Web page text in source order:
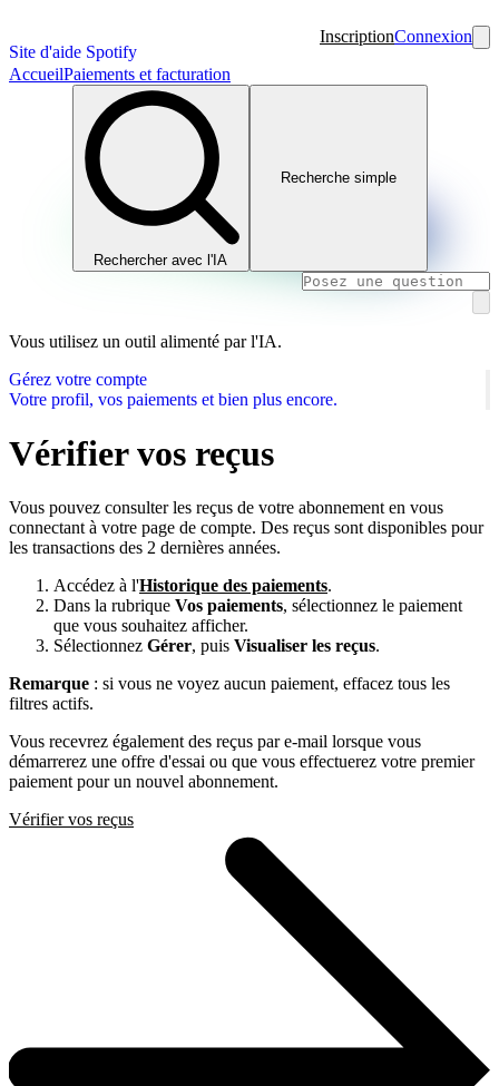
Site d'aide Spotify
InscriptionConnexion
AccueilPaiements et facturation
Rechercher avec l'IA
Recherche simple
Vous utilisez un outil alimenté par l'IA.
Gérez votre compte
Votre profil, vos paiements et bien plus encore.
Vérifier vos reçus
Vous pouvez consulter les reçus de votre abonnement en vous
connectant à votre page de compte. Des reçus sont disponibles pour
les transactions des 2 dernières années.
Accédez à l'Historique des paiements.
Dans la rubrique Vos paiements, sélectionnez le paiement
que vous souhaitez afficher.
Sélectionnez Gérer, puis Visualiser les reçus.
Remarque : si vous ne voyez aucun paiement, effacez tous les
filtres actifs.
Vous recevrez également des reçus par e-mail lorsque vous
démarrerez une offre d'essai ou que vous effectuerez votre premier
paiement pour un nouvel abonnement.
Vérifier vos reçus